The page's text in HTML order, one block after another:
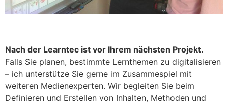
Nach der Learntec ist vor Ihrem nächsten Projekt.
Falls Sie planen, bestimmte Lernthemen zu digitalisieren
– ich unterstütze Sie gerne im Zusammespiel mit
weiteren Medienexperten. Wir begleiten Sie beim
Definieren und Erstellen von Inhalten, Methoden und